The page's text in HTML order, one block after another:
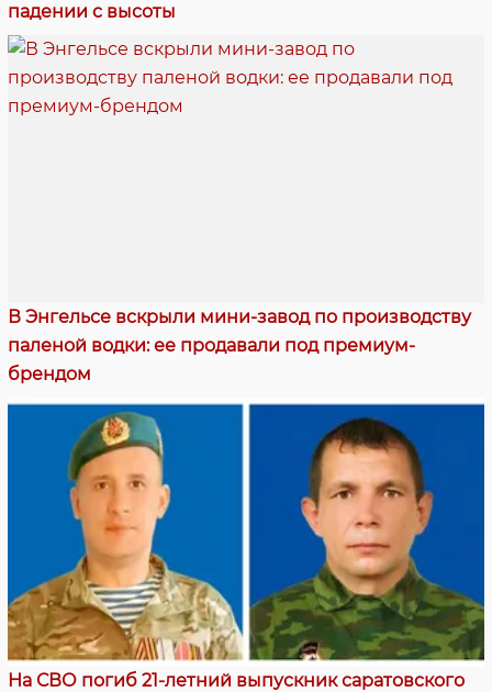
падении с высоты
В Энгельсе вскрыли мини-завод по производству
паленой водки: ее продавали под премиум-
брендом
На СВО погиб 21-летний выпускник саратовского